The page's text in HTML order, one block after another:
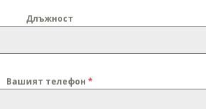
Длъжност
Вашият телефон *